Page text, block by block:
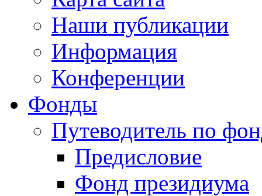
Наши публикации
Информация
Конференции
Фонды
Путеводитель по
Предисловие
Фонд президиума